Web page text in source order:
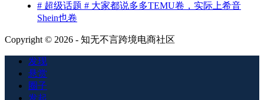
# 超级话题 # 大家都说多多TEMU卷，实际上希音
Shein也卷
Copyright © 2026 - 知无不言跨境电商社区
发现
悬赏
圈子
发起